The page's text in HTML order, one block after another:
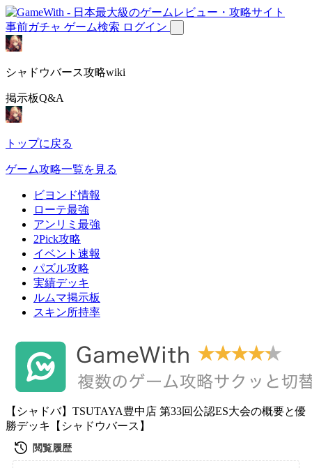
事前ガチャ ゲーム検索 ログイン
シャドウバース攻略wiki
掲示板Q&A
トップに戻る
ゲーム攻略一覧を見る
ビヨンド情報
ローテ最強
アンリミ最強
2Pick攻略
イベント速報
パズル攻略
実績デッキ
ルムマ掲示板
スキン所持率
【シャドバ】TSUTAYA豊中店 第33回公認ES大会の概要と優
勝デッキ【シャドウバース】